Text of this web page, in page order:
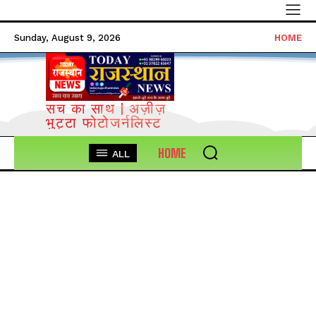
Sunday, August 9, 2026 HOME
सच का साथ | अज़ीज़
भुट्टा फोटोजर्नलिस्ट
ALL HOME